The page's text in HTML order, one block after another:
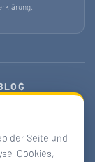
der Seite und
Cookies,